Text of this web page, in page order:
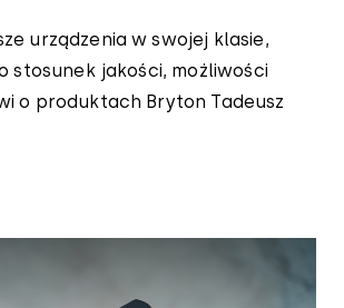
urządzenia w swojej klasie,
stosunek jakości, możliwości
o produktach Bryton Tadeusz